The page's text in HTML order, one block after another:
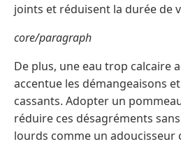
joints et réduisent la durée de
core/paragraph
De plus, une eau trop calcaire
accentue les démangeaisons
cassants. Adopter un
réduire ces désagréments
lourds comme un adoucisseur